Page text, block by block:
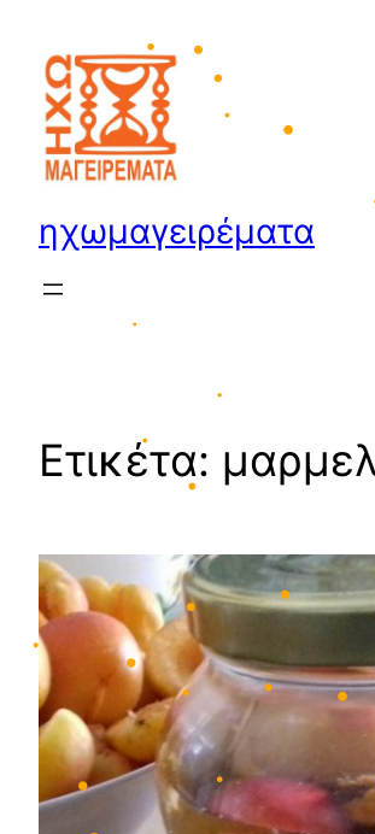
•
•
• •
•
•
•
περιεχόμενο
ηχωμαγειρέματα
Ετικέτα: